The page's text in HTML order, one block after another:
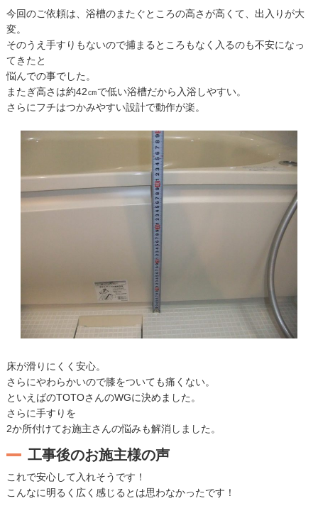
今回のご依頼は、浴槽のまたぐところの高さが高くて、出入りが大
変。
そのうえ手すりもないので捕まるところもなく入るのも不安になっ
てきたと
悩んでの事でした。
またぎ高さは約42㎝で低い浴槽だから入浴しやすい。
さらにフチはつかみやすい設計で動作が楽。
床が滑りにくく安心。
さらにやわらかいので膝をついても痛くない。
といえばのTOTOさんのWGに決めました。
さらに手すりを
2か所付けてお施主さんの悩みも解消しました。
工事後のお施主様の声
これで安心して入れそうです！
こんなに明るく広く感じるとは思わなかったです！